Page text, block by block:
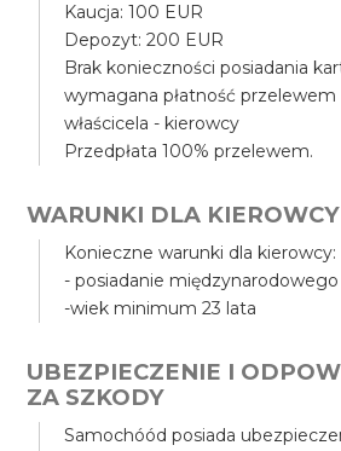
Kaucja: 100 EUR
Depozyt: 200 EUR
Brak konieczności posiadania
wymagana płatność
właścicela - kierowcy
Przedpłata 100% przelewem.
WARUNKI DLA KIEROWCY
Konieczne warunki dla kierowcy:
- posiadanie
-wiek minimum 23 lata
UBEZPIECZENIE I
ZA SZKODY
Samochóód posiada